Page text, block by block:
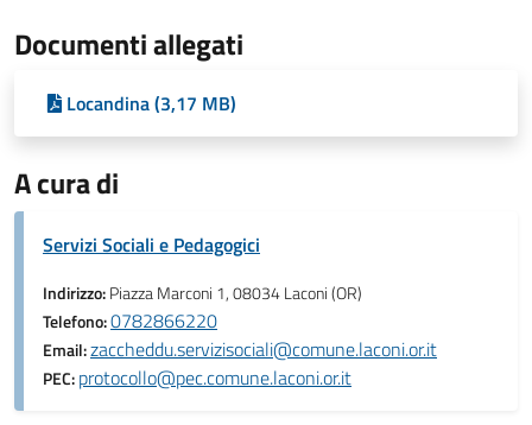
Documenti allegati
Locandina (3,17 MB)
A cura di
Servizi Sociali e Pedagogici
Indirizzo:Piazza Marconi 1, 08034 Laconi (OR)
Telefono:0782866220
Email:zaccheddu.servizisociali@comune.laconi.or.it
PEC:protocollo@pec.comune.laconi.or.it